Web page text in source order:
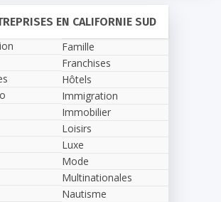
EN CALIFORNIE SUD
Famille
Franchises
Hôtels
Immigration
Immobilier
Loisirs
Luxe
Mode
Multinationales
Nautisme